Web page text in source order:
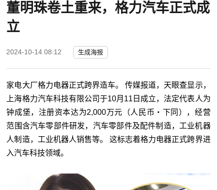
董明珠卷土重来，格力汽车正式成
立
2024-10-14 08:12 生成海报
家电大厂格力电器正式跨界造车。 传媒报道，天眼查显示，
上海格力汽车科技有限公司于10月11日成立，法定代表人为
钟成堡，注册资本达为2,000万元（人民币‧下同），经营
范围含汽车零部件研发，汽车零部件及配件制造，工业机器
人制造，工业机器人销售等。 这标志着格力电器正式跨界进
入汽车科技领域。